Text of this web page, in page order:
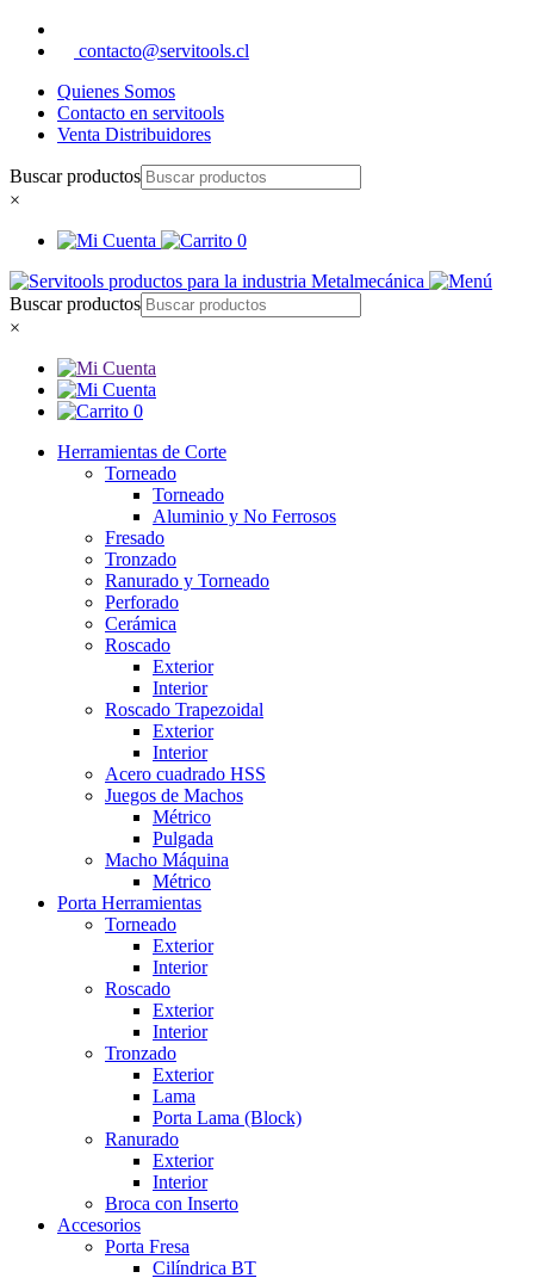
contacto@servitools.cl
Quienes Somos
Contacto en servitools
Venta Distribuidores
Buscar productos
×
0
Buscar productos
×
0
Herramientas de Corte
Torneado
Torneado
Aluminio y No Ferrosos
Fresado
Tronzado
Ranurado y Torneado
Perforado
Cerámica
Roscado
Exterior
Interior
Roscado Trapezoidal
Exterior
Interior
Acero cuadrado HSS
Juegos de Machos
Métrico
Pulgada
Macho Máquina
Métrico
Porta Herramientas
Torneado
Exterior
Interior
Roscado
Exterior
Interior
Tronzado
Exterior
Lama
Porta Lama (Block)
Ranurado
Exterior
Interior
Broca con Inserto
Accesorios
Porta Fresa
Cilíndrica BT